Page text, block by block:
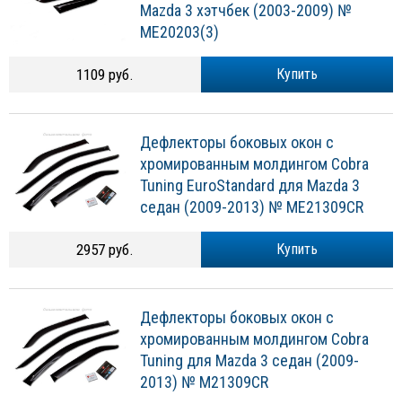
Mazda 3 хэтчбек (2003-2009) №
ME20203(3)
Купить
1109 руб.
Дефлекторы боковых окон с
хромированным молдингом Cobra
Tuning EuroStandard для Mazda 3
седан (2009-2013) № ME21309CR
Купить
2957 руб.
Дефлекторы боковых окон с
хромированным молдингом Cobra
Tuning для Mazda 3 седан (2009-
2013) № M21309CR